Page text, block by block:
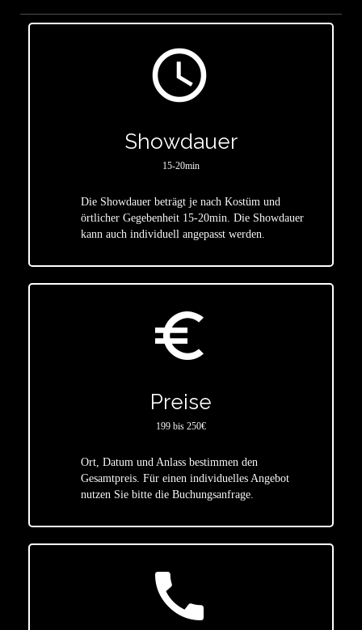
access_time
Showdauer
15-20min
Die Showdauer beträgt je nach Kostüm und
örtlicher Gegebenheit 15-20min. Die Showdauer
kann auch individuell angepasst werden.
euro_symbol
Preise
199 bis 250€
Ort, Datum und Anlass bestimmen den
Gesamtpreis. Für einen individuelles Angebot
nutzen Sie bitte die Buchungsanfrage.
call